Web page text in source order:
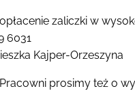
zaliczki w
6031
Kajper-Orzeszyna
prosimy też o